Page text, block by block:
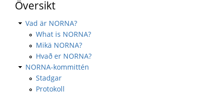
Översikt
Vad är NORNA?
What is NORNA?
Mikä NORNA?
Hvað er NORNA?
NORNA-kommittén
Stadgar
Protokoll